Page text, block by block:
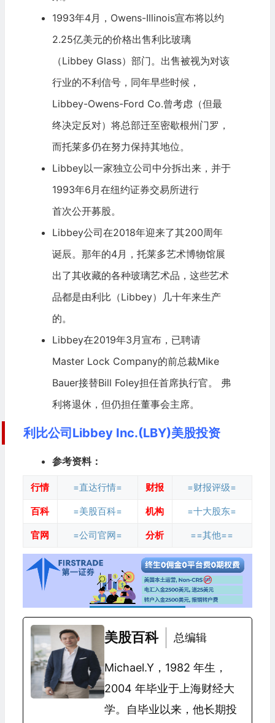
1993年4月，Owens-Illinois宣布将以约
2.25亿美元的价格出售利比玻璃
（Libbey Glass）部门。出售被视为对该
行业的不利信号，同年早些时候，
Libbey-Owens-Ford Co.曾考虑（但最
终决定反对）将总部迁至密歇根州门罗，
而托莱多仍在努力保持其地位。
Libbey以一家独立公司中分拆出来，并于
1993年6月在纽约证券交易所进行
首次公开募股。
Libbey公司在2018年迎来了其200周年
诞辰。那年的4月，托莱多艺术博物馆展
出了其收藏的各种玻璃艺术品，这些艺术
品都是由利比（Libbey）几十年来生产
的。
Libbey在2019年3月宣布，已聘请
Master Lock Company的前总裁Mike
Bauer接替Bill Foley担任首席执行官。 弗
利将退休，但仍担任董事会主席。
利比公司Libbey Inc.(LBY)美股投资
参考资料：
行情 =直达行情= 财报 =财报评级=
百科 =美股百科= 机构 =十大股东=
官网 =公司官网= 分析 ==其他==
美股百科 总编辑
Michael.Y，1982 年生，
2004 年毕业于上海财经大
学。自毕业以来，他长期投